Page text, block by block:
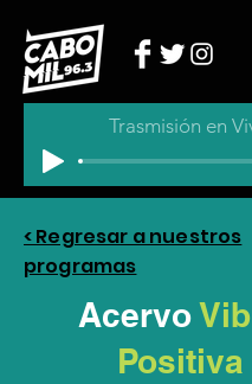
Trasmisión en
< Regresar a nuestros
programas
Acervo
Positiva